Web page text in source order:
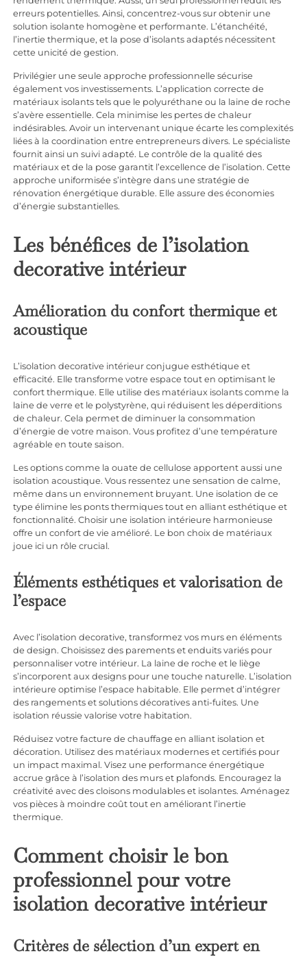
erreurs potentielles. Ainsi, concentrez-vous sur obtenir une
solution isolante homogène et performante. L’étanchéité,
l’inertie thermique, et la pose d’isolants adaptés nécessitent
cette unicité de gestion.
Privilégier une seule approche professionnelle sécurise
également vos investissements. L’application correcte de
matériaux isolants tels que le polyuréthane ou la laine de roche
s’avère essentielle. Cela minimise les pertes de chaleur
indésirables. Avoir un intervenant unique écarte les complexités
liées à la coordination entre entrepreneurs divers. Le spécialiste
fournit ainsi un suivi adapté. Le contrôle de la qualité des
matériaux et de la pose garantit l’excellence de l’isolation. Cette
approche uniformisée s’intègre dans une stratégie de
rénovation énergétique durable. Elle assure des économies
d’énergie substantielles.
Les bénéfices de l’isolation
decorative intérieur
Amélioration du confort thermique et
acoustique
L’isolation decorative intérieur conjugue esthétique et
efficacité. Elle transforme votre espace tout en optimisant le
confort thermique. Elle utilise des matériaux isolants comme la
laine de verre et le polystyrène, qui réduisent les déperditions
de chaleur. Cela permet de diminuer la consommation
d’énergie de votre maison. Vous profitez d’une température
agréable en toute saison.
Les options comme la ouate de cellulose apportent aussi une
isolation acoustique. Vous ressentez une sensation de calme,
même dans un environnement bruyant. Une isolation de ce
type élimine les ponts thermiques tout en alliant esthétique et
fonctionnalité. Choisir une isolation intérieure harmonieuse
offre un confort de vie amélioré. Le bon choix de matériaux
joue ici un rôle crucial.
Éléments esthétiques et valorisation de
l’espace
Avec l’isolation decorative, transformez vos murs en éléments
de design. Choisissez des parements et enduits variés pour
personnaliser votre intérieur. La laine de roche et le liège
s’incorporent aux designs pour une touche naturelle. L’isolation
intérieure optimise l’espace habitable. Elle permet d’intégrer
des rangements et solutions décoratives anti-fuites. Une
isolation réussie valorise votre habitation.
Réduisez votre facture de chauffage en alliant isolation et
décoration. Utilisez des matériaux modernes et certifiés pour
un impact maximal. Visez une performance énergétique
accrue grâce à l’isolation des murs et plafonds. Encouragez la
créativité avec des cloisons modulables et isolantes. Aménagez
vos pièces à moindre coût tout en améliorant l’inertie
thermique.
Comment choisir le bon
professionnel pour votre
isolation decorative intérieur
Critères de sélection d’un expert en